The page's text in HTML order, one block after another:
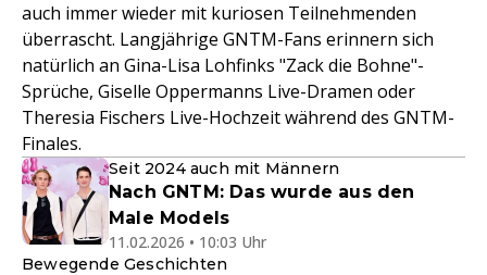
auch immer wieder mit kuriosen Teilnehmenden
überrascht. Langjährige GNTM-Fans erinnern sich
natürlich an Gina-Lisa Lohfinks "Zack die Bohne"-
Sprüche, Giselle Oppermanns Live-Dramen oder
Theresia Fischers Live-Hochzeit während des GNTM-
Finales.
Seit 2024 auch mit Männern
Nach GNTM: Das wurde aus den
Male Models
11.02.2026 • 10:03 Uhr
Bewegende Geschichten